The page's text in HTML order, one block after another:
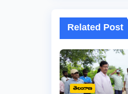
Related Post
తెలంగాణ